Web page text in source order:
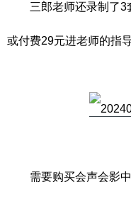
三郎老师还录制了3
或付费29元进老师的指
需要购买会声会影